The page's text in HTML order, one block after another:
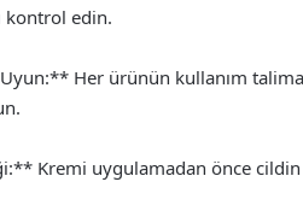
kontrol edin.
Her ürünün kullanım
Kremi uygulamadan önce